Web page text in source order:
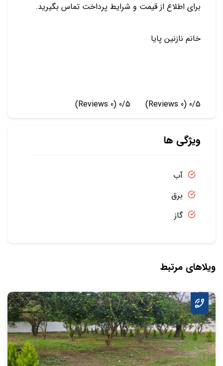
برای اطلاع از قیمت و شرایط پرداخت تماس بگیرید.
خانم نازنین پایا
0/5
(0 Reviews)
0/5
(0 Reviews)
ویژگی ها
آب
برق
گاز
ویلاهای مرتبط